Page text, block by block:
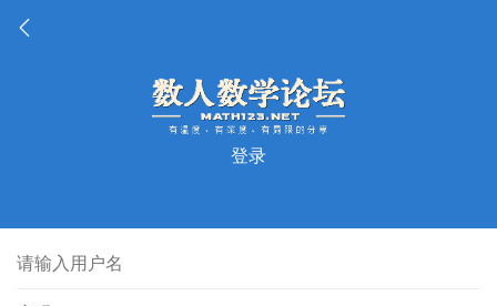
登录